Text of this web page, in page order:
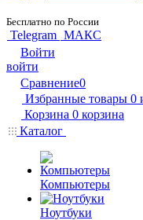
Бесплатно по России
Telegram МАКС
Войти
войти
Сравнение0
Избранные товары 0
Корзина 0 корзина
Каталог
Компьютеры
Ноутбуки